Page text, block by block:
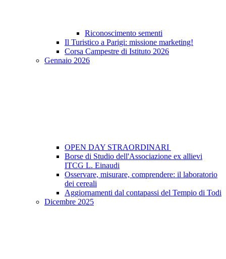
Riconoscimento sementi
Il Turistico a Parigi: missione marketing!
Corsa Campestre di Istituto 2026
Gennaio 2026
OPEN DAY STRAORDINARI
Borse di Studio dell'Associazione ex allievi
ITCG L. Einaudi
Osservare, misurare, comprendere: il laboratorio
dei cereali
Aggiornamenti dal contapassi del Tempio di Todi
Dicembre 2025